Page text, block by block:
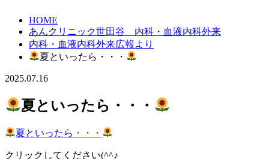
HOME
あんクリニック世田谷 内科・血液内科外来
内科・血液内科外来広報より
夏といったら・・・
2025.07.16
夏といったら・・・
夏といったら・・・
クリックしてください(^^♪